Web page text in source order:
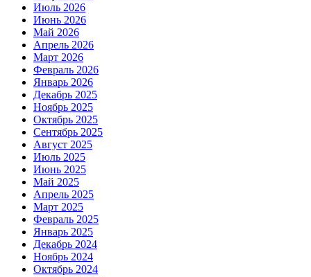
Июль 2026
Июнь 2026
Май 2026
Апрель 2026
Март 2026
Февраль 2026
Январь 2026
Декабрь 2025
Ноябрь 2025
Октябрь 2025
Сентябрь 2025
Август 2025
Июль 2025
Июнь 2025
Май 2025
Апрель 2025
Март 2025
Февраль 2025
Январь 2025
Декабрь 2024
Ноябрь 2024
Октябрь 2024